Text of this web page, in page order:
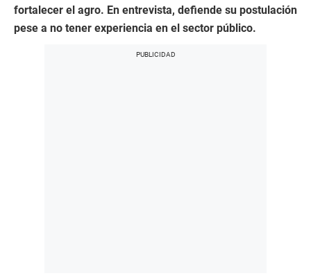
fortalecer el agro. En entrevista, defiende su postulación
pese a no tener experiencia en el sector público.